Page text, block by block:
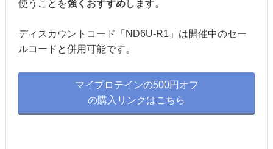
使うことを強くおすすめします。
ディスカウントコード「ND6U-R1」は開催中のセー
ルコードと併用可能です。
マイプロテインの500円オフ
の購入リンクはこちら